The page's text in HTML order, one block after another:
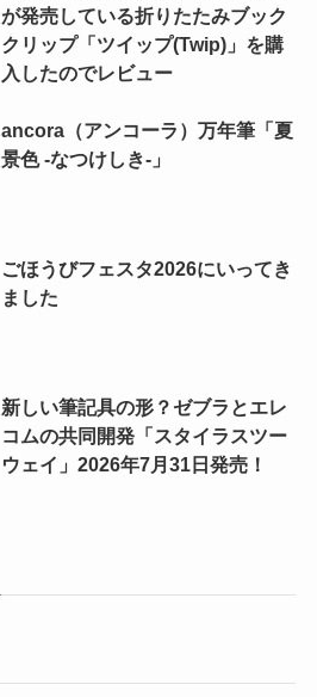
が発売している折りたたみブック
クリップ「ツイップ(Twip)」を購
入したのでレビュー
ancora（アンコーラ）万年筆「夏
景色 -なつけしき-」
ごほうびフェスタ2026にいってき
ました
新しい筆記具の形？ゼブラとエレ
コムの共同開発「スタイラスツー
ウェイ」2026年7月31日発売！